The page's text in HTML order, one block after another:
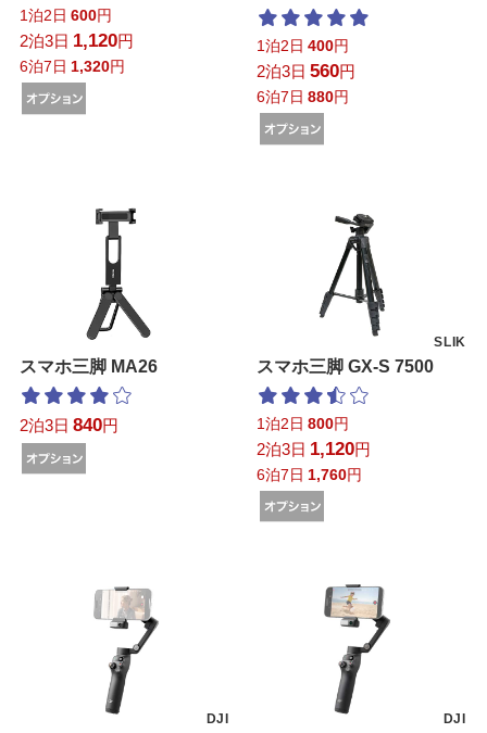
1泊2日 600円
2泊3日 1,120円
6泊7日 1,320円
1泊2日 400円
2泊3日 560円
6泊7日 880円
スマホ三脚 MA26
2泊3日 840円
スマホ三脚 GX-S 7500
1泊2日 800円
2泊3日 1,120円
6泊7日 1,760円
SLIK
DJI DJI